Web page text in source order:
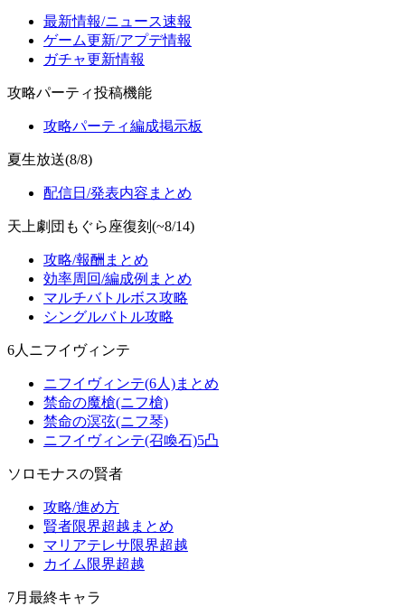
最新情報/ニュース速報
ゲーム更新/アプデ情報
ガチャ更新情報
攻略パーティ投稿機能
攻略パーティ編成掲示板
夏生放送(8/8)
配信日/発表内容まとめ
天上劇団もぐら座復刻(~8/14)
攻略/報酬まとめ
効率周回/編成例まとめ
マルチバトルボス攻略
シングルバトル攻略
6人ニフイヴィンテ
ニフイヴィンテ(6人)まとめ
禁命の魔槍(ニフ槍)
禁命の溟弦(ニフ琴)
ニフイヴィンテ(召喚石)5凸
ソロモナスの賢者
攻略/進め方
賢者限界超越まとめ
マリアテレサ限界超越
カイム限界超越
7月最終キャラ